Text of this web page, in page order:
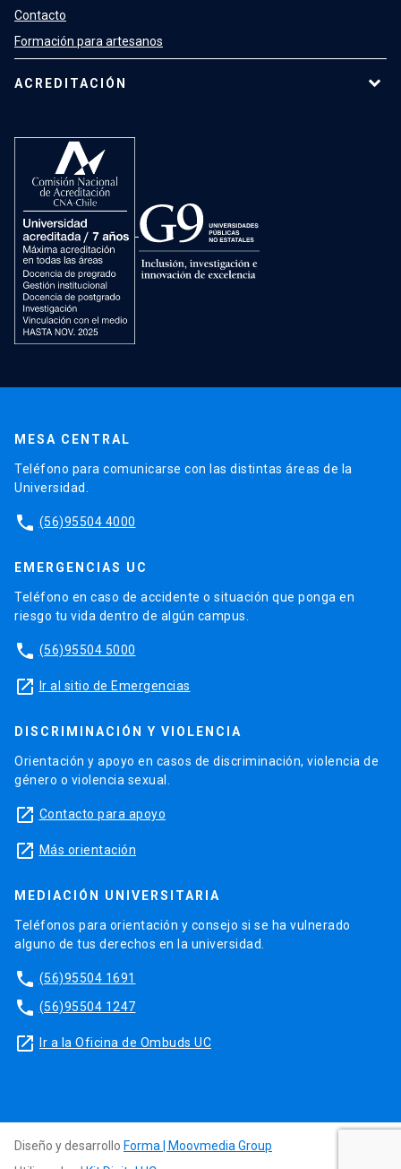
Contacto
Formación para artesanos
ACREDITACIÓN
MESA CENTRAL
Teléfono para comunicarse con las distintas áreas de la
Universidad.
phone (56)95504 4000
EMERGENCIAS UC
Teléfono en caso de accidente o situación que ponga en
riesgo tu vida dentro de algún campus.
phone (56)95504 5000
launch Ir al sitio de Emergencias
DISCRIMINACIÓN Y VIOLENCIA
Orientación y apoyo en casos de discriminación, violencia de
género o violencia sexual.
launch Contacto para apoyo
launch Más orientación
MEDIACIÓN UNIVERSITARIA
Teléfonos para orientación y consejo si se ha vulnerado
alguno de tus derechos en la universidad.
phone (56)95504 1691
phone (56)95504 1247
launch Ir a la Oficina de Ombuds UC
Diseño y desarrollo Forma | Moovmedia Group